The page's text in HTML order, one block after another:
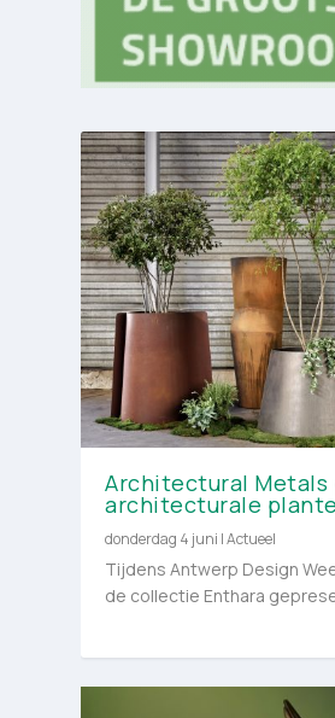
Architectural
architecturale
donderdag 4 juni |Actueel
Tijdens Antwerp Design
de collectie Enthara